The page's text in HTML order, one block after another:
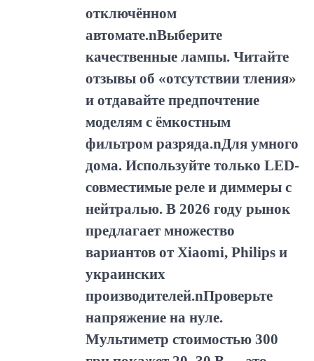
отключённом
автомате.nВыберите
качественные лампы. Читайте
отзывы об «отсутствии тления»
и отдавайте предпочтение
моделям с ёмкостным
фильтром разряда.nДля умного
дома. Используйте только LED-
совместимые реле и диммеры с
нейтралью. В 2026 году рынок
предлагает множество
вариантов от Xiaomi, Philips и
украинских
производителей.nПроверьте
напряжение на нуле.
Мультиметр стоимостью 300